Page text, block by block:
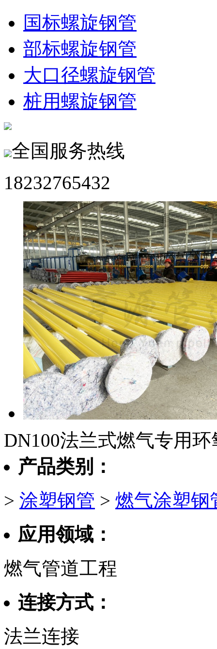
国标螺旋钢管
部标螺旋钢管
大口径螺旋钢管
桩用螺旋钢管
全国服务热线
18232765432
DN100法兰式燃气专用
产品类别：
> 涂塑钢管 > 燃气涂塑钢
应用领域：
燃气管道工程
连接方式：
法兰连接